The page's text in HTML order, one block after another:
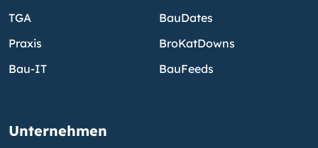
TGA
Praxis
Bau-IT
BauDates
BroKatDowns
BauFeeds
Unternehmen